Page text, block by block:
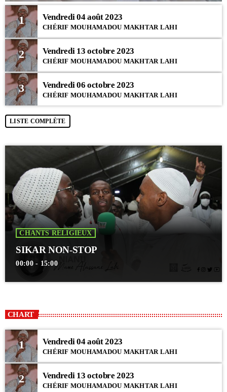
1 Vendredi 04 août 2023
CHÉRIF MOUHAMADOU MAKHTAR LAHI
2 Vendredi 13 octobre 2023
CHÉRIF MOUHAMADOU MAKHTAR LAHI
3 Vendredi 06 octobre 2023
CHÉRIF MOUHAMADOU MAKHTAR LAHI
LISTE COMPLÈTE
CHANTS RELIGIEUX
SIKAR NON-STOP
00:00 - 15:00
CHART
1 Vendredi 04 août 2023
CHÉRIF MOUHAMADOU MAKHTAR LAHI
2 Vendredi 13 octobre 2023
CHÉRIF MOUHAMADOU MAKHTAR LAHI